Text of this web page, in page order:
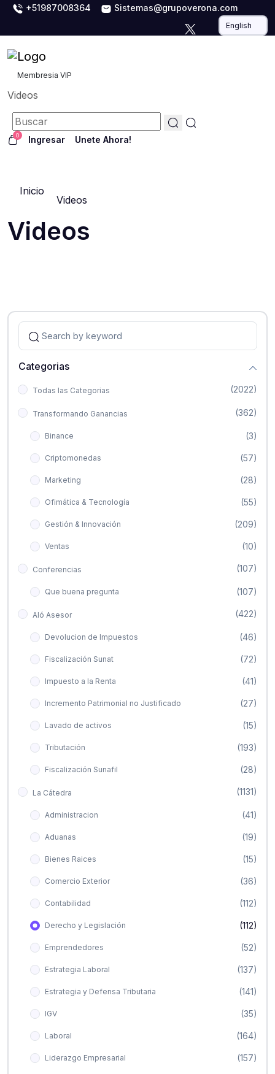
+51987008364 Sistemas@grupoverona.com
Membresia VIP
Videos
0 Ingresar Unete Ahora!
Inicio
Videos
Videos
Categorias
Todas las Categorias (2022)
Transformando Ganancias (362)
Binance (3)
Criptomonedas (57)
Marketing (28)
Ofimática & Tecnología (55)
Gestión & Innovación (209)
Ventas (10)
Conferencias (107)
Que buena pregunta (107)
Aló Asesor (422)
Devolucion de Impuestos (46)
Fiscalización Sunat (72)
Impuesto a la Renta (41)
Incremento Patrimonial no Justificado (27)
Lavado de activos (15)
Tributación (193)
Fiscalización Sunafil (28)
La Cátedra (1131)
Administracion (41)
Aduanas (19)
Bienes Raices (15)
Comercio Exterior (36)
Contabilidad (112)
Derecho y Legislación (112)
Emprendedores (52)
Estrategia Laboral (137)
Estrategia y Defensa Tributaria (141)
IGV (35)
Laboral (164)
Liderazgo Empresarial (157)